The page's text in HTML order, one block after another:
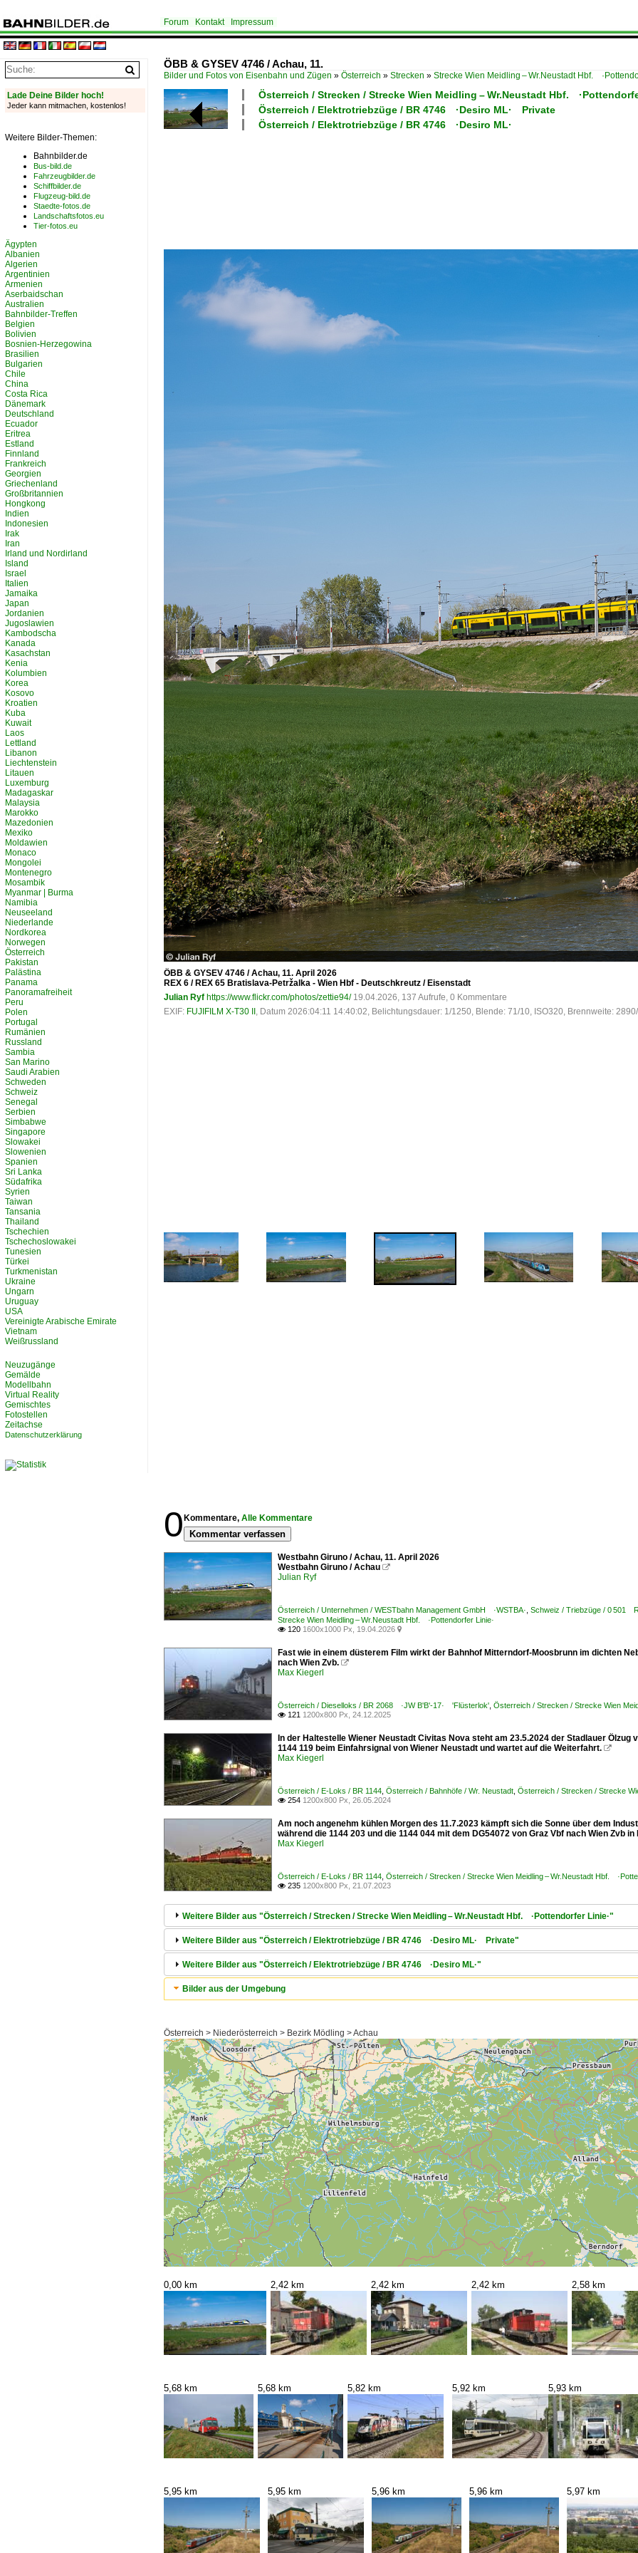
Forum Kontakt Impressum
ÖBB & GYSEV 4746 / Achau, 11.
Bilder und Fotos von Eisenbahn und Zügen » Österreich » Strecken » Strecke Wien Meidling – Wr.Neustadt Hbf.
Österreich / Strecken / Strecke Wien Meidling – Wr.Neustadt Hbf.
Österreich / Elektrotriebzüge / BR 4746 ·Desiro ML· Private
Österreich / Elektrotriebzüge / BR 4746 ·Desiro ML·
ÖBB & GYSEV 4746 / Achau, 11. April 2026
REX 6 / REX 65 Bratislava-Petržalka - Wien Hbf - Deutschkreutz / Eisenstadt
Julian Ryf https://www.flickr.com/photos/zettie94/ 19.04.2026, 137 Aufrufe, 0 Kommentare
EXIF: FUJIFILM X-T30 II , Datum 2026:04:11 14:40:02, Belichtungsdauer: 1/1250, Blende: 71/10, ISO320, Brennweite:
0 Kommentare, Alle Kommentare
Kommentar verfassen
Westbahn Giruno / Achau, 11. April 2026
Westbahn Giruno / Achau 
Julian Ryf
Österreich / Unternehmen / WESTbahn Management GmbH ·WSTBA· Schweiz / Triebzüge / 0 501
Strecke Wien Meidling – Wr.Neustadt Hbf. ·Pottendorfer Linie·
 120 1600x1000 Px, 19.04.2026 
Fast wie in einem düsterem Film wirkt der Bahnhof Mitterndorf-Moosbrunn im dichten
nach Wien Zvb. 
Max Kiegerl
Österreich / Dieselloks / BR 2068 ·JW B'B'-17· 'Flüsterlok' Österreich / Strecken / Strecke Wien
 121 1200x800 Px, 24.12.2025
In der Haltestelle Wiener Neustadt Civitas Nova steht am 23.5.2024 der Stadlauer Ölzug
1144 119 beim Einfahrsignal von Wiener Neustadt und wartet auf die Weiterfahrt. 
Max Kiegerl
Österreich / E-Loks / BR 1144 Österreich / Bahnhöfe / Wr. Neustadt Österreich / Strecken / Strecke
 254 1200x800 Px, 26.05.2024
Am noch angenehm kühlen Morgen des 11.7.2023 kämpft sich die Sonne über dem
während die 1144 203 und die 1144 044 mit dem DG54072 von Graz Vbf nach Wien Zvb
Max Kiegerl
Österreich / E-Loks / BR 1144 Österreich / Strecken / Strecke Wien Meidling – Wr.Neustadt Hbf.
 235 1200x800 Px, 21.07.2023
Weitere Bilder aus "Österreich / Strecken / Strecke Wien Meidling – Wr.Neustadt Hbf. ·Pottendorfer Linie·"
Weitere Bilder aus "Österreich / Elektrotriebzüge / BR 4746 ·Desiro ML· Private"
Weitere Bilder aus "Österreich / Elektrotriebzüge / BR 4746 ·Desiro ML·"
Bilder aus der Umgebung
Österreich > Niederösterreich > Bezirk Mödling > Achau
0,00 km 2,42 km 2,42 km 2,42 km 2,58 km
5,68 km 5,68 km 5,82 km 5,92 km 5,93 km
5,95 km 5,95 km 5,96 km 5,96 km 5,97 km
Lade Deine Bilder hoch!
Jeder kann mitmachen, kostenlos!
Weitere Bilder-Themen:
Bahnbilder.de
Bus-bild.de
Fahrzeugbilder.de
Schiffbilder.de
Flugzeug-bild.de
Staedte-fotos.de
Landschaftsfotos.eu
Tier-fotos.eu
Ägypten
Albanien
Algerien
Argentinien
Armenien
Aserbaidschan
Australien
Bahnbilder-Treffen
Belgien
Bolivien
Bosnien-Herzegowina
Brasilien
Bulgarien
Chile
China
Costa Rica
Dänemark
Deutschland
Ecuador
Eritrea
Estland
Finnland
Frankreich
Georgien
Griechenland
Großbritannien
Hongkong
Indien
Indonesien
Irak
Iran
Irland und Nordirland
Island
Israel
Italien
Jamaika
Japan
Jordanien
Jugoslawien
Kambodscha
Kanada
Kasachstan
Kenia
Kolumbien
Korea
Kosovo
Kroatien
Kuba
Kuwait
Laos
Lettland
Libanon
Liechtenstein
Litauen
Luxemburg
Madagaskar
Malaysia
Marokko
Mazedonien
Mexiko
Moldawien
Monaco
Mongolei
Montenegro
Mosambik
Myanmar | Burma
Namibia
Neuseeland
Niederlande
Nordkorea
Norwegen
Österreich
Pakistan
Palästina
Panama
Panoramafreiheit
Peru
Polen
Portugal
Rumänien
Russland
Sambia
San Marino
Saudi Arabien
Schweden
Schweiz
Senegal
Serbien
Simbabwe
Singapore
Slowakei
Slowenien
Spanien
Sri Lanka
Südafrika
Syrien
Taiwan
Tansania
Thailand
Tschechien
Tschechoslowakei
Tunesien
Türkei
Turkmenistan
Ukraine
Ungarn
Uruguay
USA
Vereinigte Arabische Emirate
Vietnam
Weißrussland
Neuzugänge
Gemälde
Modellbahn
Virtual Reality
Gemischtes
Fotostellen
Zeitachse
Datenschutzerklärung